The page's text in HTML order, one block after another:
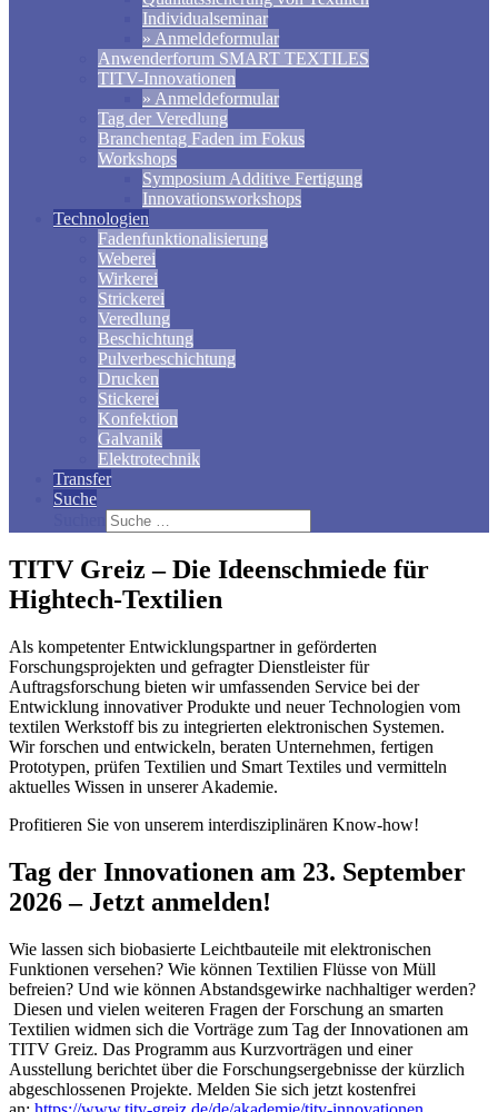
Individualseminar
» Anmeldeformular
Anwenderforum SMART TEXTILES
TITV-Innovationen
» Anmeldeformular
Tag der Veredlung
Branchentag Faden im Fokus
Workshops
Symposium Additive Fertigung
Innovationsworkshops
Technologien
Fadenfunktionalisierung
Weberei
Wirkerei
Strickerei
Veredlung
Beschichtung
Pulverbeschichtung
Drucken
Stickerei
Konfektion
Galvanik
Elektrotechnik
Transfer
Suche
TITV Greiz – Die Ideenschmiede für
Hightech-Textilien
Als kompetenter Entwicklungspartner in geförderten
Forschungsprojekten und gefragter Dienstleister für
Auftragsforschung bieten wir umfassenden Service bei der
Entwicklung innovativer Produkte und neuer Technologien vom
textilen Werkstoff bis zu integrierten elektronischen Systemen.
Wir forschen und entwickeln, beraten Unternehmen, fertigen
Prototypen, prüfen Textilien und Smart Textiles und vermitteln
aktuelles Wissen in unserer Akademie.
Profitieren Sie von unserem interdisziplinären Know-how!
Tag der Innovationen am 23. September
2026 – Jetzt anmelden!
Wie lassen sich biobasierte Leichtbauteile mit elektronischen
Funktionen versehen? Wie können Textilien Flüsse von Müll
befreien? Und wie können Abstandsgewirke nachhaltiger werden?
Diesen und vielen weiteren Fragen der Forschung an smarten
Textilien widmen sich die Vorträge zum Tag der Innovationen am
TITV Greiz. Das Programm aus Kurzvorträgen und einer
Ausstellung berichtet über die Forschungsergebnisse der kürzlich
abgeschlossenen Projekte. Melden Sie sich jetzt kostenfrei